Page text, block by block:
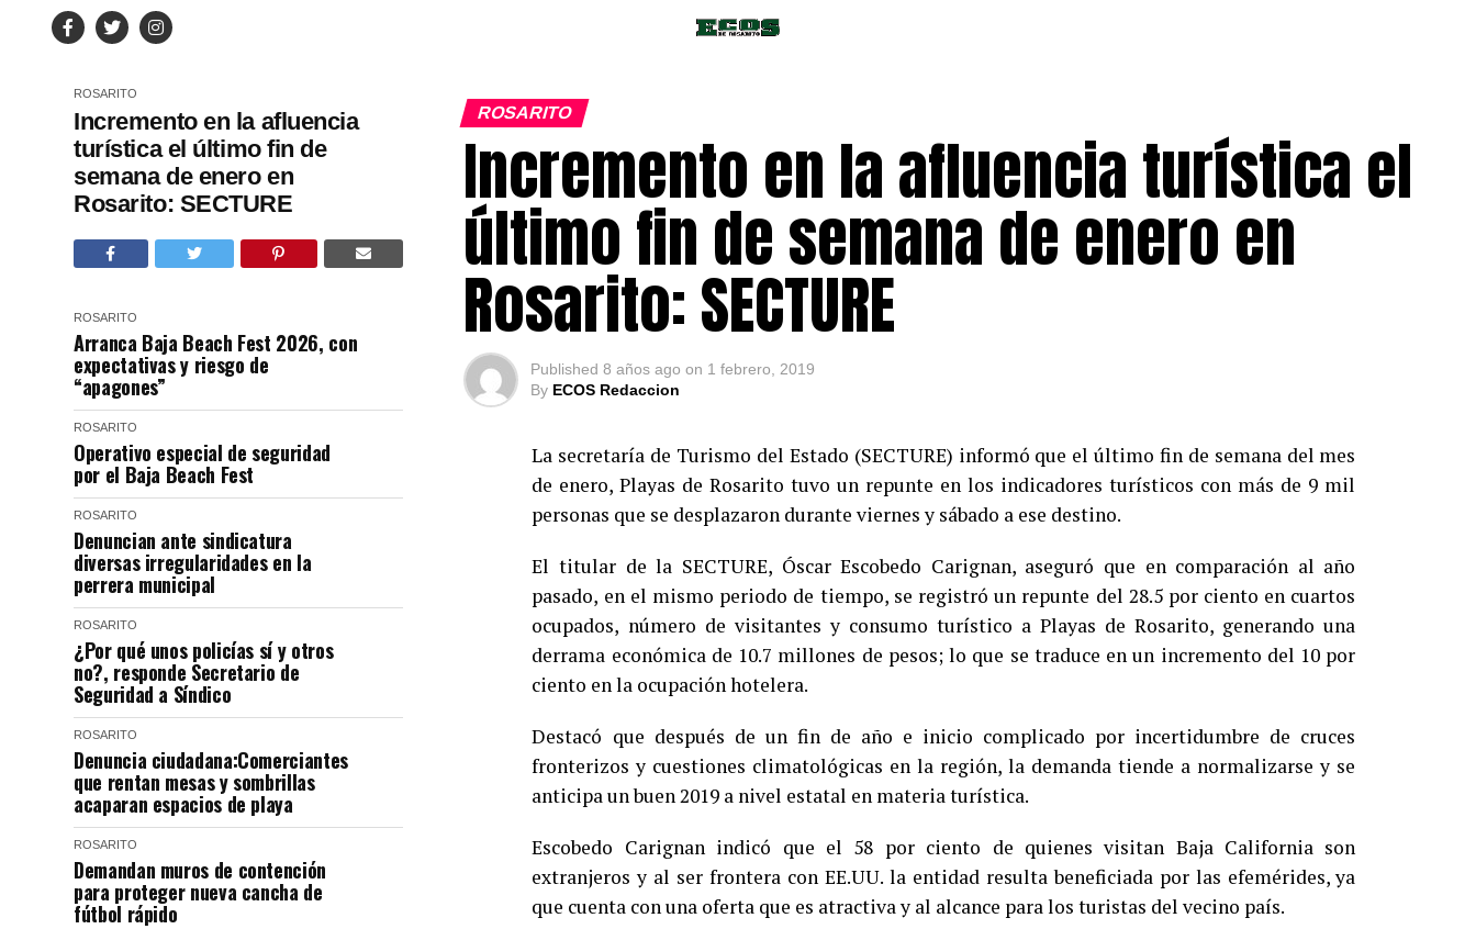
ROSARITO
Incremento en la afluencia
turística el último fin de
semana de enero en
Rosarito: SECTURE
ROSARITO
Arranca Baja Beach Fest 2026, con
expectativas y riesgo de
“apagones”
ROSARITO
Operativo especial de seguridad
por el Baja Beach Fest
ROSARITO
Denuncian ante sindicatura
diversas irregularidades en la
perrera municipal
ROSARITO
¿Por qué unos policías sí y otros
no?, responde Secretario de
Seguridad a Síndico
ROSARITO
Denuncia ciudadana:Comerciantes
que rentan mesas y sombrillas
acaparan espacios de playa
ROSARITO
Demandan muros de contención
para proteger nueva cancha de
fútbol rápido
ROSARITO
Incremento en la afluencia turística el
último fin de semana de enero en
Rosarito: SECTURE
Published 8 años ago on 1 febrero, 2019
By ECOS Redaccion
La secretaría de Turismo del Estado (SECTURE) informó que el último fin de semana del mes
de enero, Playas de Rosarito tuvo un repunte en los indicadores turísticos con más de 9 mil
personas que se desplazaron durante viernes y sábado a ese destino.
El titular de la SECTURE, Óscar Escobedo Carignan, aseguró que en comparación al año
pasado, en el mismo periodo de tiempo, se registró un repunte del 28.5 por ciento en cuartos
ocupados, número de visitantes y consumo turístico a Playas de Rosarito, generando una
derrama económica de 10.7 millones de pesos; lo que se traduce en un incremento del 10 por
ciento en la ocupación hotelera.
Destacó que después de un fin de año e inicio complicado por incertidumbre de cruces
fronterizos y cuestiones climatológicas en la región, la demanda tiende a normalizarse y se
anticipa un buen 2019 a nivel estatal en materia turística.
Escobedo Carignan indicó que el 58 por ciento de quienes visitan Baja California son
extranjeros y al ser frontera con EE.UU. la entidad resulta beneficiada por las efemérides, ya
que cuenta con una oferta que es atractiva y al alcance para los turistas del vecino país.